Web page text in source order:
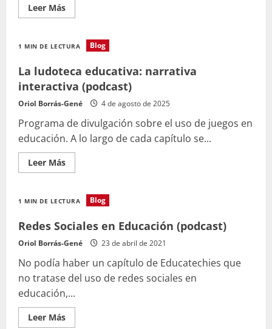
Leer MásLeer
más
Educateca
–
entrevistas
entre
docentes
1 MIN DE LECTURA Blog
La ludoteca educativa: narrativa
interactiva (podcast)
Oriol Borrás-Gené 4 de agosto de 2025
Programa de divulgación sobre el uso de juegos en
educación. A lo largo de cada capítulo se...
Leer MásLeer
más
ludoteca
narrativa
interactiva
(podcast)
1 MIN DE LECTURA Blog
Redes Sociales en Educación (podcast)
Oriol Borrás-Gené 23 de abril de 2021
No podía haber un capítulo de Educatechies que
no tratase del uso de redes sociales en
educación,...
Leer MásLeer
más